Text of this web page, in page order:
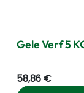
Gele Verf 5
58,86 €